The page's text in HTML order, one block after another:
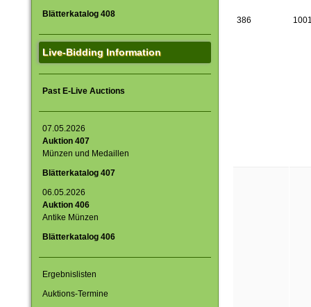
Blätterkatalog 408
Live-Bidding Information
Past E-Live Auctions
07.05.2026
Auktion 407
Münzen und Medaillen
Blätterkatalog 407
06.05.2026
Auktion 406
Antike Münzen
Blätterkatalog 406
Ergebnislisten
Auktions-Termine
386